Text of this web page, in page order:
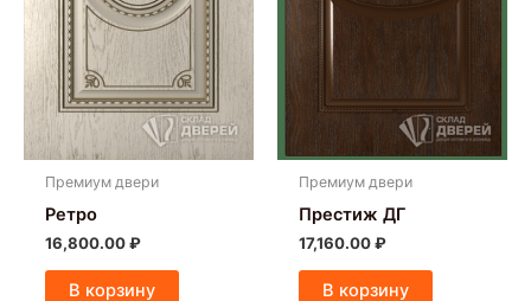
Премиум двери
Ретро
16,800.00₽
В корзину
Премиум двери
Престиж ДГ
17,160.00₽
В корзину